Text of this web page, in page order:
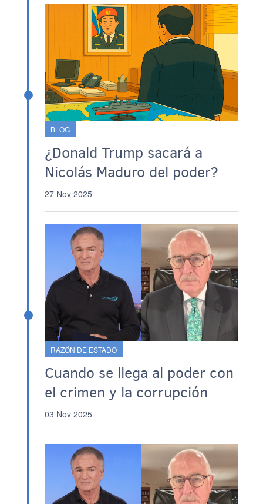
BLOG
¿Donald Trump sacará a
Nicolás Maduro del poder?
27 Nov 2025
RAZÓN DE ESTADO
Cuando se llega al poder con
el crimen y la corrupción
03 Nov 2025